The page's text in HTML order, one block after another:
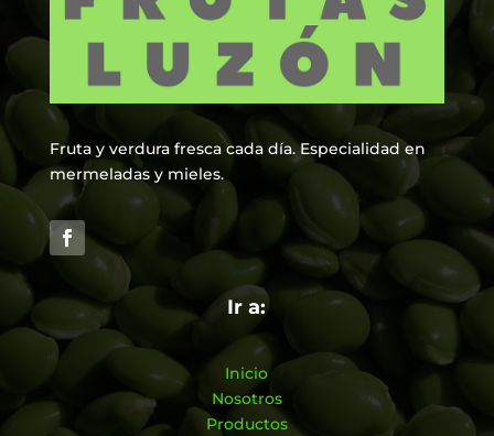
Fruta y verdura fresca cada día. Especialidad en
mermeladas y mieles.
Ir a:
Inicio
Nosotros
Productos